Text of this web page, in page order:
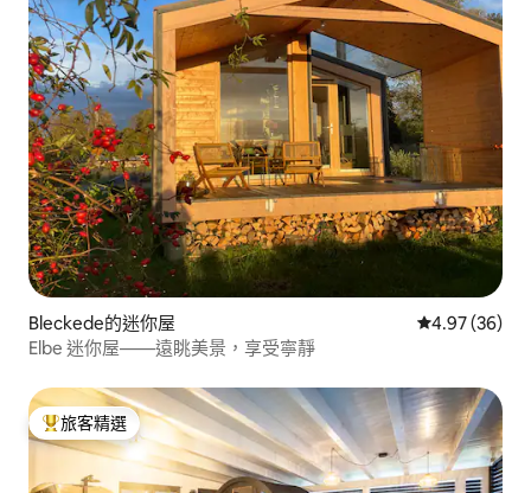
Bleckede的迷你屋 從 36 則評價
4.97 (36)
Elbe 迷你屋——遠眺美景，享受寧靜
旅客精選榜首
旅客精選